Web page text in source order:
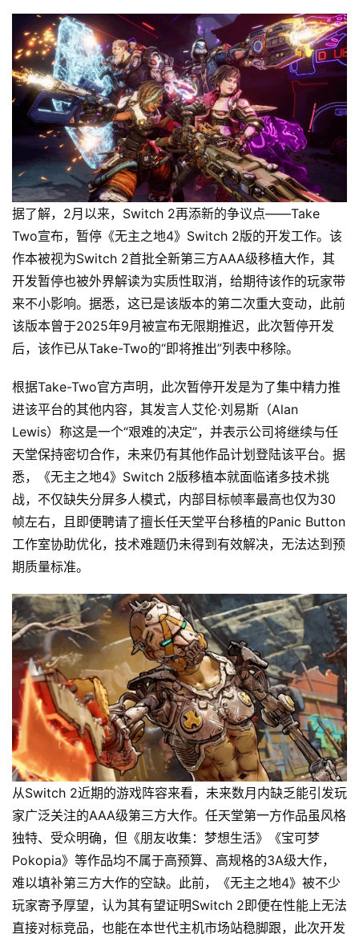
据了解，2月以来，Switch 2再添新的争议点——Take
Two宣布，暂停《无主之地4》Switch 2版的开发工作。该
作本被视为Switch 2首批全新第三方AAA级移植大作，其
开发暂停也被外界解读为实质性取消，给期待该作的玩家带
来不小影响。据悉，这已是该版本的第二次重大变动，此前
该版本曾于2025年9月被宣布无限期推迟，此次暂停开发
后，该作已从Take-Two的“即将推出”列表中移除。
根据Take-Two官方声明，此次暂停开发是为了集中精力推
进该平台的其他内容，其发言人艾伦·刘易斯（Alan
Lewis）称这是一个“艰难的决定”，并表示公司将继续与任
天堂保持密切合作，未来仍有其他作品计划登陆该平台。据
悉，《无主之地4》Switch 2版移植本就面临诸多技术挑
战，不仅缺失分屏多人模式，内部目标帧率最高也仅为30
帧左右，且即便聘请了擅长任天堂平台移植的Panic Button
工作室协助优化，技术难题仍未得到有效解决，无法达到预
期质量标准。
从Switch 2近期的游戏阵容来看，未来数月内缺乏能引发玩
家广泛关注的AAA级第三方大作。任天堂第一方作品虽风格
独特、受众明确，但《朋友收集：梦想生活》《宝可梦
Pokopia》等作品均不属于高预算、高规格的3A级大作，
难以填补第三方大作的空缺。此前，《无主之地4》被不少
玩家寄予厚望，认为其有望证明Switch 2即便在性能上无法
直接对标竞品，也能在本世代主机市场站稳脚跟，此次开发